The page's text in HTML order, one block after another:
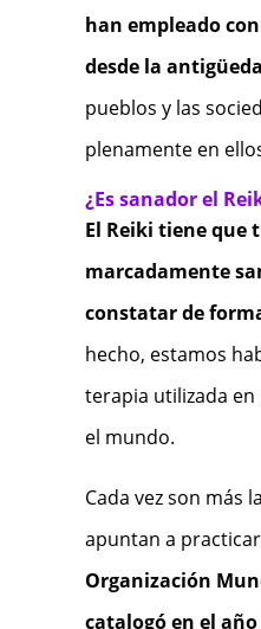
han empleado
desde la
pueblos y las
plenamente en
¿Es sanador el
El Reiki tiene que
marcadamente
constatar de
hecho, estamos
terapia utilizada
el mundo.
Cada vez son más
apuntan a
Organización
catalogó en el